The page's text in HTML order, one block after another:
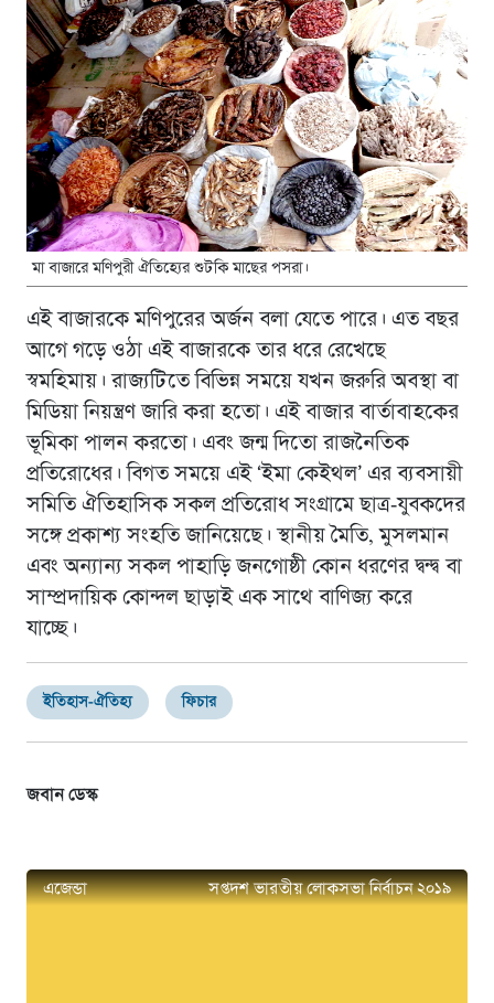
মা বাজারে মণিপুরী ঐতিহ্যের শুটকি মাছের পসরা।
এই বাজারকে মণিপুরের অর্জন বলা যেতে পারে। এত বছর
আগে গড়ে ওঠা এই বাজারকে তার ধরে রেখেছে
স্বমহিমায়। রাজ্যটিতে বিভিন্ন সময়ে যখন জরুরি অবস্থা বা
মিডিয়া নিয়ন্ত্রণ জারি করা হতো। এই বাজার বার্তাবাহকের
ভূমিকা পালন করতো। এবং জন্ম দিতো রাজনৈতিক
প্রতিরোধের। বিগত সময়ে এই ‘ইমা কেইথল’ এর ব্যবসায়ী
সমিতি ঐতিহাসিক সকল প্রতিরোধ সংগ্রামে ছাত্র-যুবকদের
সঙ্গে প্রকাশ্য সংহতি জানিয়েছে। স্থানীয় মৈতি, মুসলমান
এবং অন্যান্য সকল পাহাড়ি জনগোষ্ঠী কোন ধরণের দ্বন্দ্ব বা
সাম্প্রদায়িক কোন্দল ছাড়াই এক সাথে বাণিজ্য করে
যাচ্ছে।
ইতিহাস-ঐতিহ্য ফিচার
জবান ডেস্ক
এজেন্ডা সপ্তদশ ভারতীয় লোকসভা নির্বাচন ২০১৯